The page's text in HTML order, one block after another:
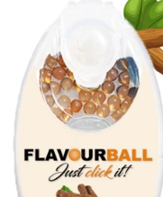
NEGOZIO
LED AROMA
DI AROMI
CONFEZIONE DA
CONTATTO
CHI SIAMO
UN